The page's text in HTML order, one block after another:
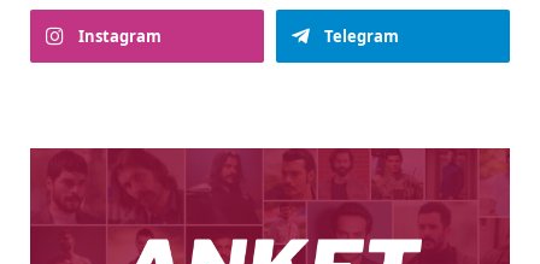
Instagram Telegram